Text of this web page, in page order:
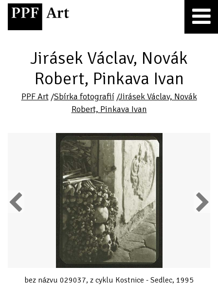
Jirásek Václav, Novák
Robert, Pinkava Ivan
PPF Art/Sbírka fotografií/Jirásek Václav, Novák
Robert, Pinkava Ivan
Previous
bez názvu 029037, z cyklu Kostnice - Sedlec, 1995
Next